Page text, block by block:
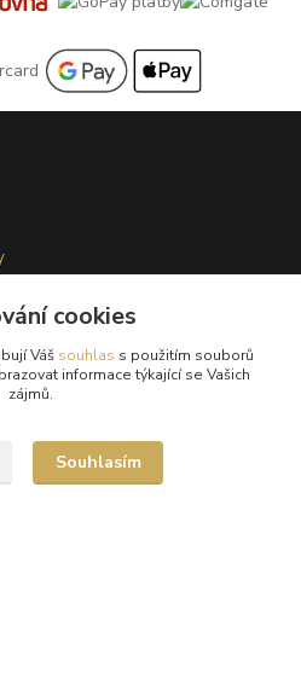
cookies
Váš souhlas s použitím souborů
informace týkající se Vašich
zájmů.
Souhlasím